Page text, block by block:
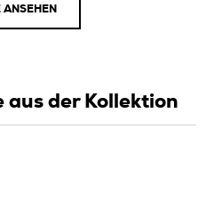
ANSEHEN
der Kollektion